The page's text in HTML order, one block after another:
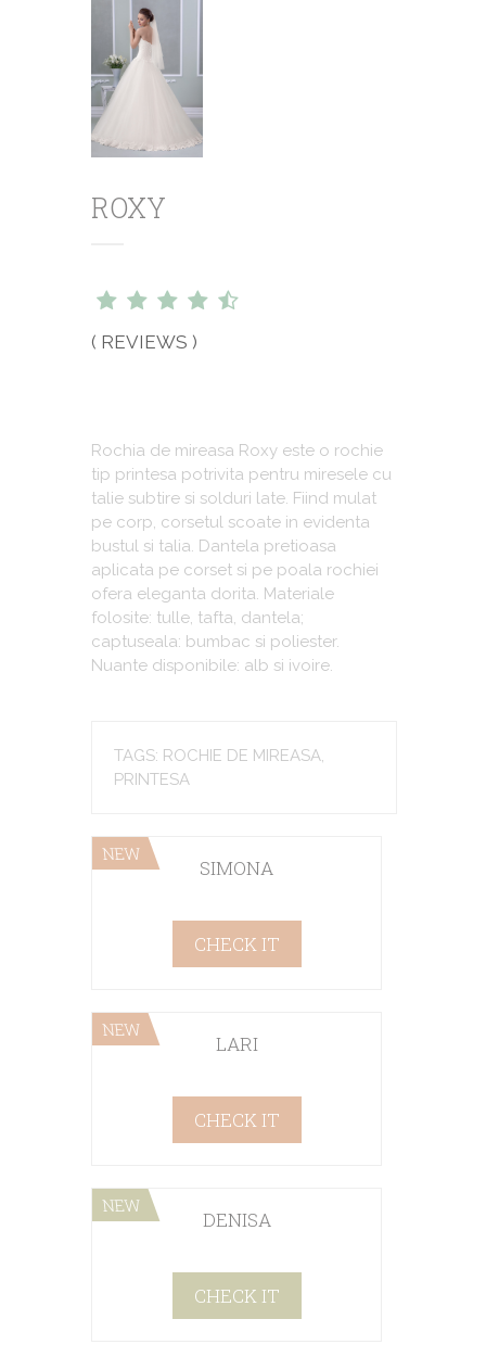
ROXY
( REVIEWS )
Rochia de mireasa Roxy este o rochie
tip printesa potrivita pentru miresele cu
talie subtire si solduri late. Fiind mulat
pe corp, corsetul scoate in evidenta
bustul si talia. Dantela pretioasa
aplicata pe corset si pe poala rochiei
ofera eleganta dorita. Materiale
folosite: tulle, tafta, dantela;
captuseala: bumbac si poliester.
Nuante disponibile: alb si ivoire.
TAGS: ROCHIE DE MIREASA,
PRINTESA
NEW
SIMONA
CHECK IT
NEW
LARI
CHECK IT
NEW
DENISA
CHECK IT